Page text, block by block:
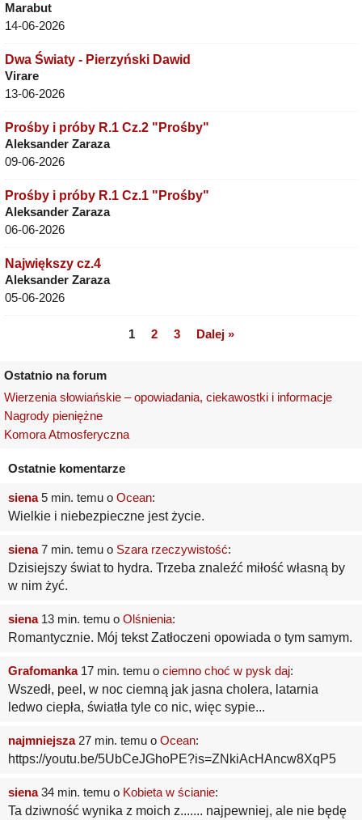
Marabut
14-06-2026
Dwa Światy - Pierzyński Dawid
Virare
13-06-2026
Prośby i próby R.1 Cz.2 "Prośby"
Aleksander Zaraza
09-06-2026
Prośby i próby R.1 Cz.1 "Prośby"
Aleksander Zaraza
06-06-2026
Największy cz.4
Aleksander Zaraza
05-06-2026
1 2 3 Dalej »
Ostatnio na forum
Wierzenia słowiańskie – opowiadania, ciekawostki i informacje
Nagrody pieniężne
Komora Atmosferyczna
Ostatnie komentarze
siena5 min. temu o Ocean:
Wielkie i niebezpieczne jest życie.
siena7 min. temu o Szara rzeczywistość:
Dzisiejszy świat to hydra. Trzeba znaleźć miłość własną by
w nim żyć.
siena13 min. temu o Olśnienia:
Romantycznie. Mój tekst Zatłoczeni opowiada o tym samym.
Grafomanka17 min. temu o ciemno choć w pysk daj:
Wszedł, peel, w noc ciemną jak jasna cholera, latarnia
ledwo ciepła, światła tyle co nic, więc sypie...
najmniejsza27 min. temu o Ocean:
https://youtu.be/5UbCeJGhoPE?is=ZNkiAcHAncw8XqP5
siena34 min. temu o Kobieta w ścianie:
Ta dziwność wynika z moich z....... najpewniej, ale nie będę